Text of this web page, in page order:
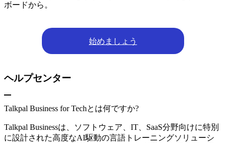
ボードから。
始めましょう
ヘルプセンター
Talkpal Business for Techとは何ですか?
Talkpal Businessは、ソフトウェア、IT、SaaS分野向けに特別
に設計された高度なAI駆動の言語トレーニングソリューシ